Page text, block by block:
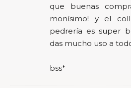
que buenas
monísimo! y el
pedrería es super
das mucho uso a
bss*